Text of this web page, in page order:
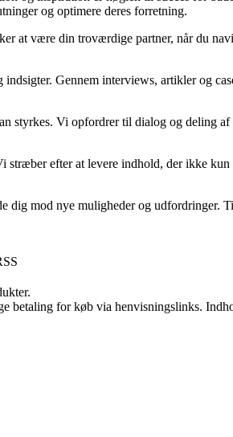
og optimere deres forretning.
at være din troværdige partner, når du
Gennem interviews, artikler og
Vi opfordrer til dialog og deling af
efter at levere indhold, der ikke
mod nye muligheder og udfordringer.
betaling for køb via henvisningslinks.